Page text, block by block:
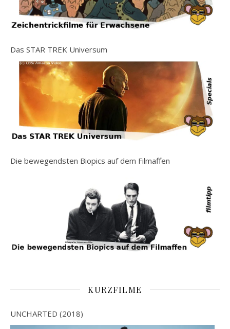
Das STAR TREK Universum
Die bewegendsten Biopics auf dem Filmaffen
KURZFILME
UNCHARTED (2018)